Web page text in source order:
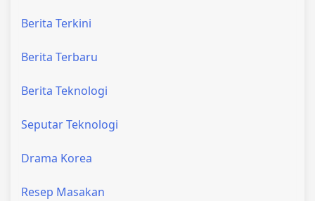
Berita Terkini
Berita Terbaru
Berita Teknologi
Seputar Teknologi
Drama Korea
Resep Masakan